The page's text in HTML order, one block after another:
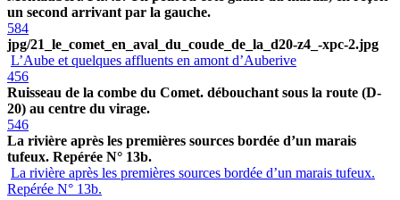
un second arrivant par la gauche.
584
jpg/21_le_comet_en_aval_du_coude_de_la_d20-z4_-xpc-2.jpg
L’Aube et quelques affluents en amont d’Auberive
456
Ruisseau de la combe du Comet. débouchant sous la route (D-
20) au centre du virage.
546
La rivière après les premières sources bordée d’un marais
tufeux. Repérée N° 13b.
La rivière après les premières sources bordée d’un marais tufeux.
Repérée N° 13b.